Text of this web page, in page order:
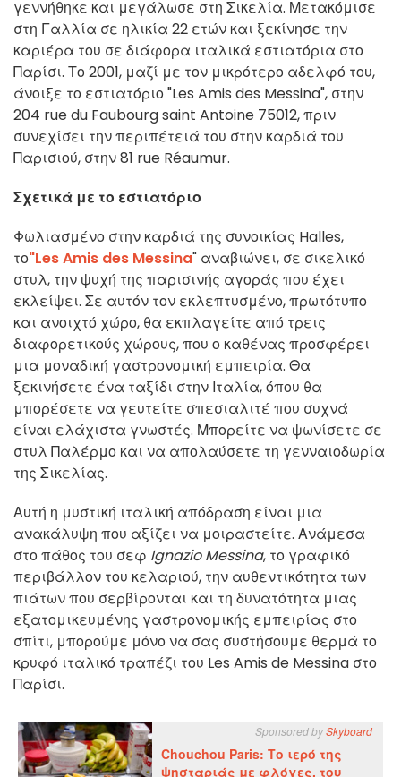
γεννήθηκε και μεγάλωσε στη Σικελία. Μετακόμισε
στη Γαλλία σε ηλικία 22 ετών και ξεκίνησε την
καριέρα του σε διάφορα ιταλικά εστιατόρια στο
Παρίσι. Το 2001, μαζί με τον μικρότερο αδελφό του,
άνοιξε το εστιατόριο "Les Amis des Messina", στην
204 rue du Faubourg saint Antoine 75012, πριν
συνεχίσει την περιπέτειά του στην καρδιά του
Παρισιού, στην 81 rue Réaumur.
Σχετικά με το εστιατόριο
Φωλιασμένο στην καρδιά της συνοικίας Halles,
το"Les Amis des Messina" αναβιώνει, σε σικελικό
στυλ, την ψυχή της παρισινής αγοράς που έχει
εκλείψει. Σε αυτόν τον εκλεπτυσμένο, πρωτότυπο
και ανοιχτό χώρο, θα εκπλαγείτε από τρεις
διαφορετικούς χώρους, που ο καθένας προσφέρει
μια μοναδική γαστρονομική εμπειρία. Θα
ξεκινήσετε ένα ταξίδι στην Ιταλία, όπου θα
μπορέσετε να γευτείτε σπεσιαλιτέ που συχνά
είναι ελάχιστα γνωστές. Μπορείτε να ψωνίσετε σε
στυλ Παλέρμο και να απολαύσετε τη γενναιοδωρία
της Σικελίας.
Αυτή η μυστική ιταλική απόδραση είναι μια
ανακάλυψη που αξίζει να μοιραστείτε. Ανάμεσα
στο πάθος του σεφ Ignazio Messina, το γραφικό
περιβάλλον του κελαριού, την αυθεντικότητα των
πιάτων που σερβίρονται και τη δυνατότητα μιας
εξατομικευμένης γαστρονομικής εμπειρίας στο
σπίτι, μπορούμε μόνο να σας συστήσουμε θερμά το
κρυφό ιταλικό τραπέζι του Les Amis de Messina στο
Παρίσι.